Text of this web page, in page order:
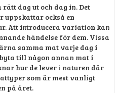
dag ut och dag in. Det
uppskattar också en
Att introducera variation kan
händelse för dem. Vissa
samma mat varje dag i
till någon annan mat i
hur de lever i naturen där
som är mest vanligt
på året.